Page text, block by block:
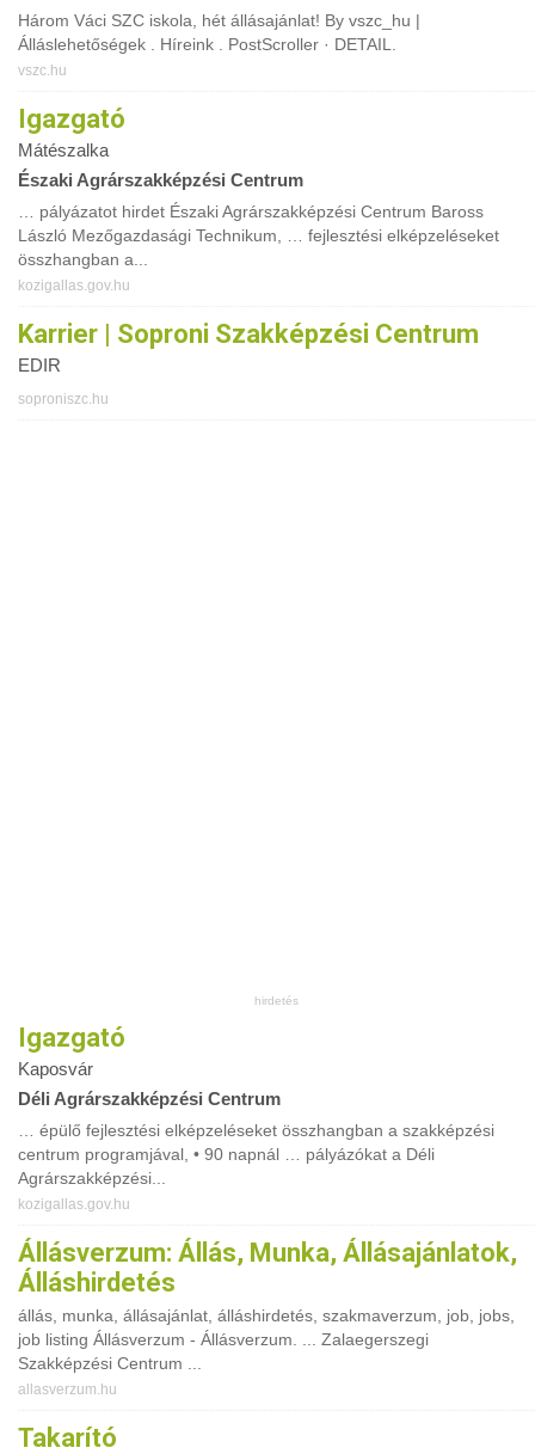
Három Váci SZC iskola, hét állásajánlat! By vszc_hu |
Álláslehetőségek . Híreink . PostScroller · DETAIL.
vszc.hu
Igazgató
Mátészalka
Északi Agrárszakképzési Centrum
… pályázatot hirdet Északi Agrárszakképzési Centrum Baross
László Mezőgazdasági Technikum, … fejlesztési elképzeléseket
összhangban a...
kozigallas.gov.hu
Karrier | Soproni Szakképzési Centrum
EDIR
soproniszc.hu
Igazgató
Kaposvár
Déli Agrárszakképzési Centrum
… épülő fejlesztési elképzeléseket összhangban a szakképzési
centrum programjával, • 90 napnál … pályázókat a Déli
Agrárszakképzési...
kozigallas.gov.hu
Állásverzum: Állás, Munka, Állásajánlatok,
Álláshirdetés
állás, munka, állásajánlat, álláshirdetés, szakmaverzum, job, jobs,
job listing Állásverzum - Állásverzum. ... Zalaegerszegi
Szakképzési Centrum ...
allasverzum.hu
Takarító